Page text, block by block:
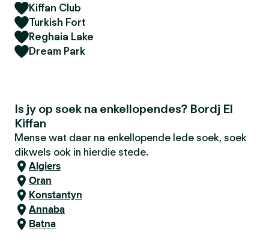
Kiffan Club
Turkish Fort
Reghaia Lake
Dream Park
Is jy op soek na enkellopendes? Bordj El
Kiffan
Mense wat daar na enkellopende lede soek, soek
dikwels ook in hierdie stede.
Algiers
Oran
Konstantyn
Annaba
Batna